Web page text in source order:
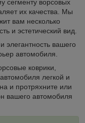
сегменту ворсовых
их качества. Мы
вам несколько
и эстетический вид.
элегантность вашего
автомобиля.
коврики,
легкой и
и протряхните или
вашего автомобиля